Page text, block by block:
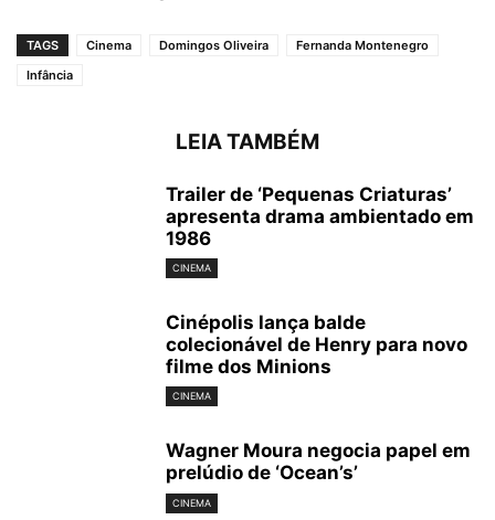
TAGS Cinema Domingos Oliveira
Fernanda Montenegro
Infância
LEIA TAMBÉM
Trailer de ‘Pequenas Criaturas’
apresenta drama ambientado em
1986
CINEMA
Cinépolis lança balde
colecionável de Henry para novo
filme dos Minions
CINEMA
Wagner Moura negocia papel em
prelúdio de ‘Ocean’s’
CINEMA